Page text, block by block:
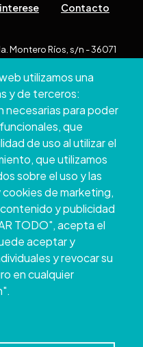
utilizamos una
y de terceros:
necesarias para poder
que
de uso al utilizar el
que utilizamos
sobre el uso y las
de marketing,
y publicidad
TODO", acepta el
aceptar y
y revocar su
en cualquier
Contacto
Montero Ríos, s/n - 36071
986 804 124
Provincial de
reservados